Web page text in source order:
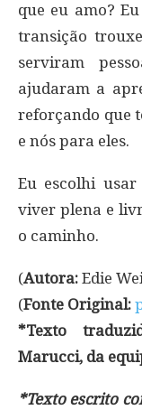
que eu amo?
transição
serviram
ajudaram a
reforçando que
e nós para eles.
Eu escolhi
viver plena e
o caminho.
(Autora: Edie
(Fonte Original:
*Texto
Marucci, da
*Texto escrito